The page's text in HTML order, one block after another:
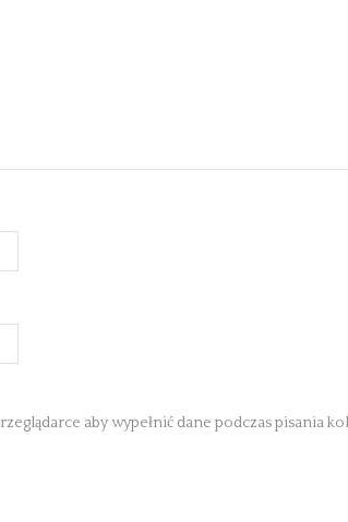
aby wypełnić dane podczas pisania